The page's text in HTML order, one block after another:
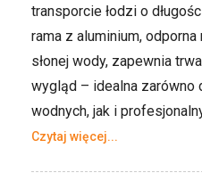
transporcie łodzi o
rama z aluminium, odporna
słonej wody, zapewnia
wygląd – idealna zarówno
wodnych, jak i
Czytaj więcej...